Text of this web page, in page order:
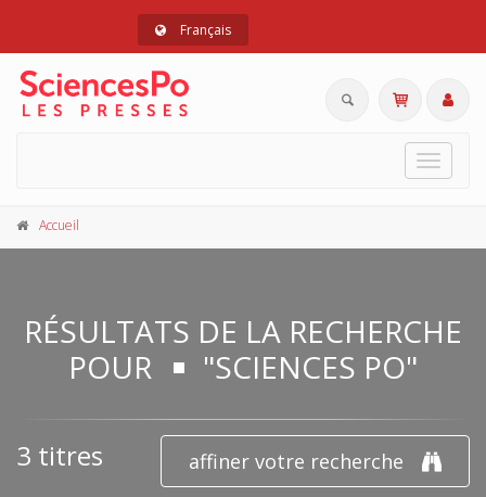
Français
Toggle
Accueil
RÉSULTATS DE LA RECHERCHE
POUR
"SCIENCES PO"
affiner votre recherche
3 titres